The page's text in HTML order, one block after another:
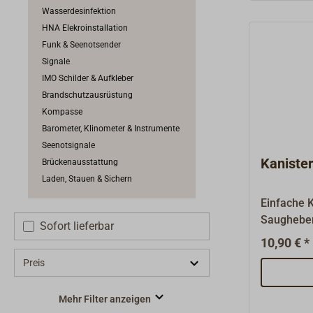
Wasserdesinfektion
HNA Elekroinstallation
Funk & Seenotsender
Signale
IMO Schilder & Aufkleber
Brandschutzausrüstung
Kompasse
Barometer, Klinometer & Instrumente
Seenotsignale
Brückenausstattung
Laden, Stauen & Sichern
Sofort lieferbar
Preis
Mehr Filter anzeigen
Einfache
Industrie.
das
von
10,90 € *